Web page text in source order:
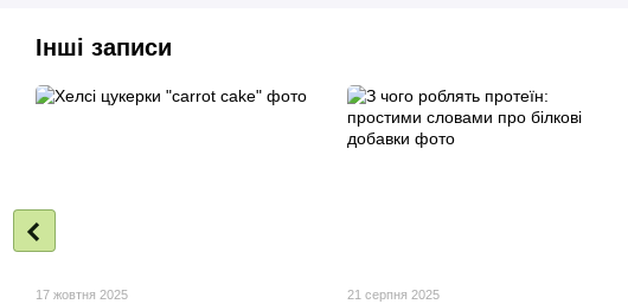
Інші записи
17 жовтня 2025 21 серпня 2025